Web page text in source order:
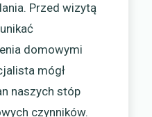
Przed wizytą
domowymi
mógł
naszych stóp
czynników.